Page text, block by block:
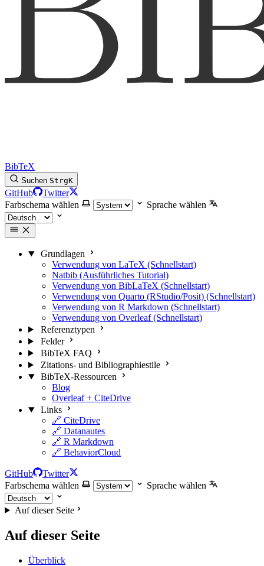
BibTeX
Suchen StrgK
GitHub
Twitter
Farbschema wählen
Sprache wählen
Grundlagen
Verwendung von LaTeX (Schnellstart)
Natbib (Ausführliches Tutorial)
Verwendung von BibLaTeX (Schnellstart)
Verwendung von Quarto (RStudio/Posit) (Schnellstart)
Verwendung von R Markdown (Schnellstart)
Verwendung von Overleaf (Schnellstart)
Referenztypen
Felder
BibTeX FAQ
Zitations- und Bibliographiestile
BibTeX-Ressourcen
Blog
Overleaf + CiteDrive
Links
🔗 CiteDrive
🔗 Datanautes
🔗 R Markdown
🔗 BehaviorCloud
GitHub
Twitter
Farbschema wählen
Sprache wählen
Auf dieser Seite
Auf dieser Seite
Überblick